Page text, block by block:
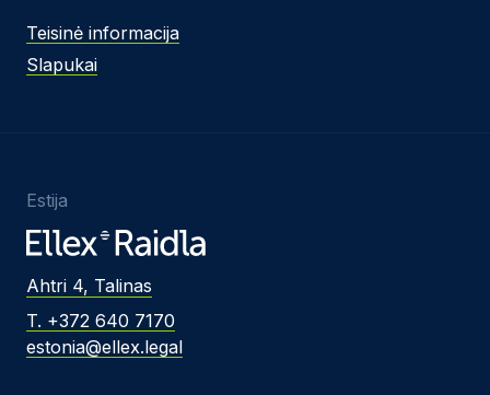
Teisinė informacija
Slapukai
Estija
Ahtri 4, Talinas
T. +372 640 7170
estonia@ellex.legal